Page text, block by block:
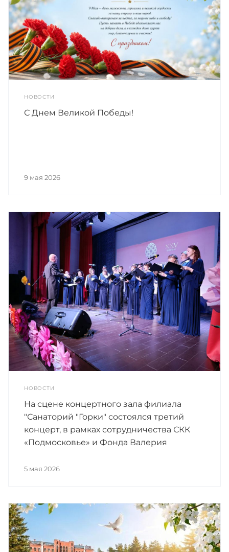
НОВОСТИ
С Днем Великой Победы!
9 мая 2026
НОВОСТИ
На сцене концертного зала филиала
"Санаторий "Горки" состоялся третий
концерт, в рамках сотрудничества СКК
«Подмосковье» и Фонда Валерия
5 мая 2026